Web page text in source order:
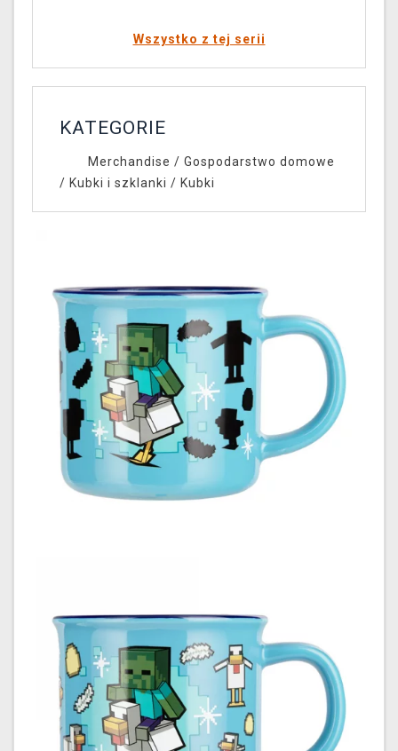
Wszystko z tej serii
KATEGORIE
Merchandise / Gospodarstwo domowe
/ Kubki i szklanki / Kubki